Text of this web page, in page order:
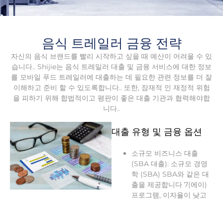
음식 트레일러 금융 전략
자신의 음식 브랜드를 빨리 시작하고 싶을 때 예산이 어려울 수 있
습니다.. Shijie는 음식 트레일러 대출 및 금융 서비스에 대한 정보
를 모바일 푸드 트레일러에 대출하는 데 필요한 관련 정보를 더 잘
이해하고 준비 할 수 있도록합니다.. 또한, 잠재적 인 재정적 위험
을 피하기 위해 합법적이고 평판이 좋은 대출 기관과 협력해야합
니다..
대출 유형 및 금융 옵션
소규모 비즈니스 대출
(SBA 대출): 소규모 경영
학 (SBA) SBA와 같은 대
출을 제공합니다 7(에이)
프로그램, 이자율이 낮고